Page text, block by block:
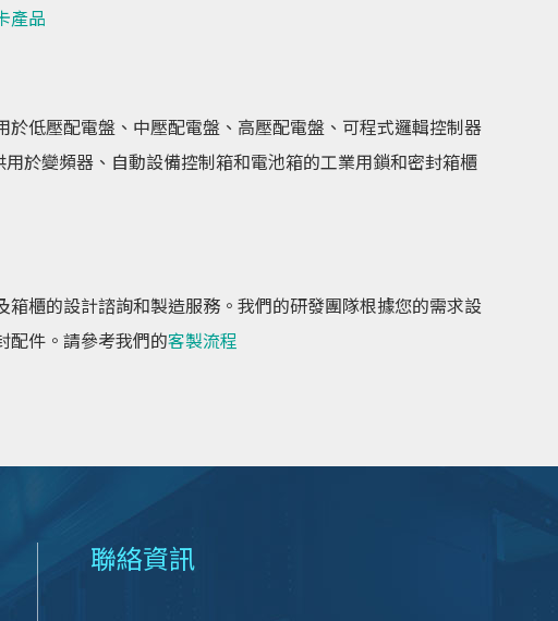
產品
低壓配電盤、中壓配電盤、高壓配電盤、可程式邏輯控制器
於變頻器、自動設備控制箱和電池箱的工業用鎖和密封箱櫃
櫃的設計諮詢和製造服務。我們的研發團隊根據您的需求設
配件。請參考我們的客製流程
聯絡資訊